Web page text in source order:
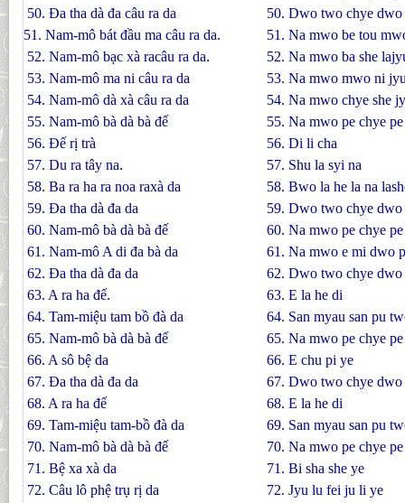
50. Ða tha dà đa câu ra da
50. Dwo two chye
51. Nam-mô bát đầu ma câu ra da.
51. Na mwo be tou
52. Nam-mô bạc xà racâu ra da.
52. Na mwo ba she
53. Nam-mô ma ni câu ra da
53. Na mwo mwo ni
54. Nam-mô dà xà câu ra da
54. Na mwo chye she
55. Nam-mô bà dà bà đế
55. Na mwo pe chye
56. Ðế rị trà
56. Di li cha
57. Du ra tây na.
57. Shu la syi na
58. Ba ra ha ra noa raxà da
58. Bwo la he la na
59. Ða tha dà đa da
59. Dwo two chye dwo
60. Nam-mô bà dà bà đế
60. Na mwo pe chye
61. Nam-mô A di đa bà da
61. Na mwo e mi dwo
62. Ða tha dà đa da
62. Dwo two chye dwo
63. A ra ha đế.
63. E la he di
64. Tam-miệu tam bồ đà da
64. San myau san pu
65. Nam-mô bà dà bà đế
65. Na mwo pe chye
66. A sô bệ da
66. E chu pi ye
67. Ða tha dà đa da
67. Dwo two chye dwo
68. A ra ha đế
68. E la he di
69. Tam-miệu tam-bồ đà da
69. San myau san pu
70. Nam-mô bà dà bà đế
70. Na mwo pe chye
71. Bệ xa xà da
71. Bi sha she ye
72. Câu lô phệ trụ rị da
72. Jyu lu fei ju li ye